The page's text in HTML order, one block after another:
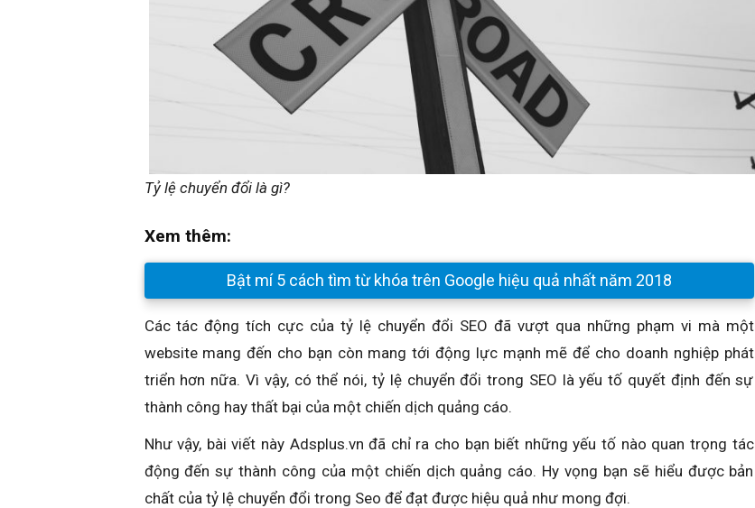
Tỷ lệ chuyển đổi là gì?
Xem thêm:
Bật mí 5 cách tìm từ khóa trên Google hiệu quả nhất năm 2018
Các tác động tích cực của tỷ lệ chuyển đổi SEO đã vượt qua những phạm vi mà một
website mang đến cho bạn còn mang tới động lực mạnh mẽ để cho doanh nghiệp phát
triển hơn nữa. Vì vậy, có thể nói, tỷ lệ chuyển đổi trong SEO là yếu tố quyết định đến sự
thành công hay thất bại của một chiến dịch quảng cáo.
Như vậy, bài viết này Adsplus.vn đã chỉ ra cho bạn biết những yếu tố nào quan trọng tác
động đến sự thành công của một chiến dịch quảng cáo. Hy vọng bạn sẽ hiểu được bản
chất của tỷ lệ chuyển đổi trong Seo để đạt được hiệu quả như mong đợi.